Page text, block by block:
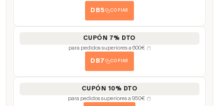
DB5 COPIAR
CUPÓN 7% DTO
para pedidos superiores a 600€ (*)
DB7 COPIAR
CUPÓN 10% DTO
para pedidos superiores a 950€ (*)